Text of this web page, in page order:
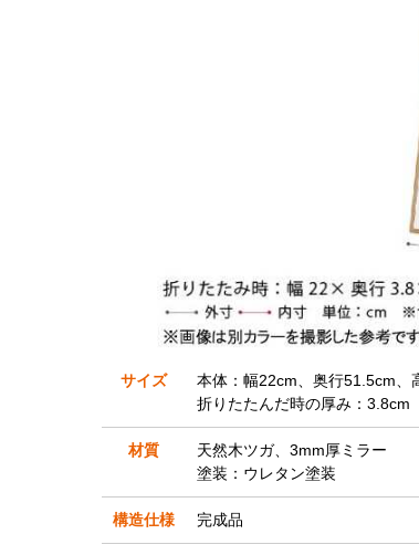
サイズ
本体：幅22cm、奥行51.5cm、
折りたたんだ時の厚み：3.8cm
材質
天然木ツガ、3mm厚ミラー
塗装：ウレタン塗装
構造仕様 完成品